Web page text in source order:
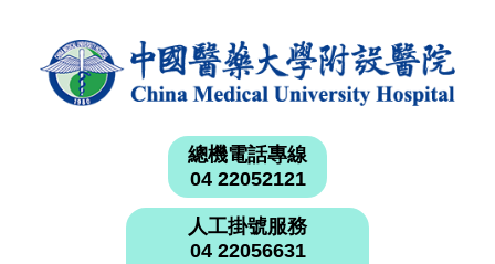
總機電話專線
04 22052121
人工掛號服務
04 22056631